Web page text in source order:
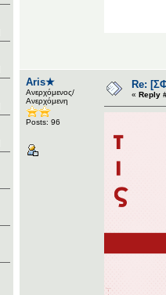
Aris★
Ανερχόμενος/
Ανερχόμενη
Posts: 96
Re:
« Reply